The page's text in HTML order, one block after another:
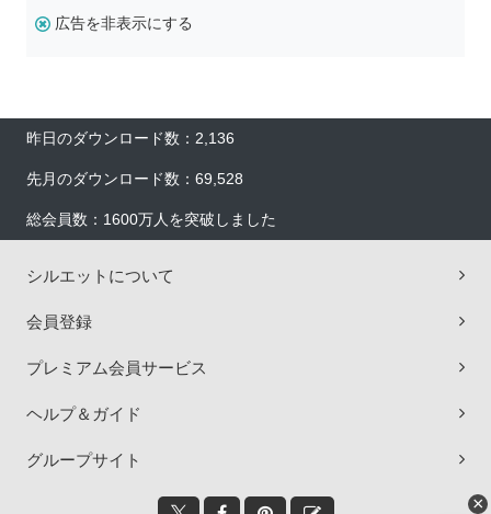
広告を非表示にする
昨日のダウンロード数：2,136
先月のダウンロード数：69,528
総会員数：1600万人を突破しました
シルエットについて
会員登録
プレミアム会員サービス
ヘルプ＆ガイド
グループサイト
×